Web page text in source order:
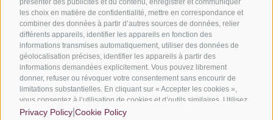
présenter des publicités et du contenu, enregistrer et communiquer
les choix en matière de confidentialité, mettre en correspondance et
combiner des données à partir d’autres sources de données, relier
différents appareils, identifier les appareils en fonction des
informations transmises automatiquement, utiliser des données de
géolocalisation précises, identifier les appareils à partir des
informations demandées explicitement. Vous pouvez librement
donner, refuser ou révoquer votre consentement sans encourir de
limitations substantielles. En cliquant sur « Accepter les cookies »,
vous consentez à l’utilisation de cookies et d’outils similaires. Utilisez
le bouton « Gérer les paramètres » pour personnaliser vos choix ou
Privacy Policy Cookie Policy
Nous sommes membres officiels de :